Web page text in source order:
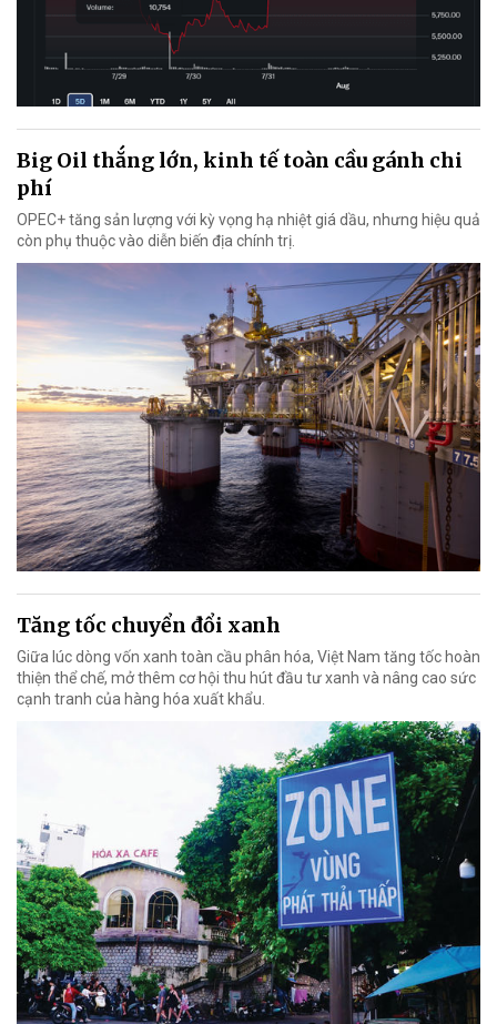
Big Oil thắng lớn, kinh tế toàn cầu gánh chi
phí
OPEC+ tăng sản lượng với kỳ vọng hạ nhiệt giá dầu, nhưng hiệu quả
còn phụ thuộc vào diễn biến địa chính trị.
Tăng tốc chuyển đổi xanh
Giữa lúc dòng vốn xanh toàn cầu phân hóa, Việt Nam tăng tốc hoàn
thiện thể chế, mở thêm cơ hội thu hút đầu tư xanh và nâng cao sức
cạnh tranh của hàng hóa xuất khẩu.